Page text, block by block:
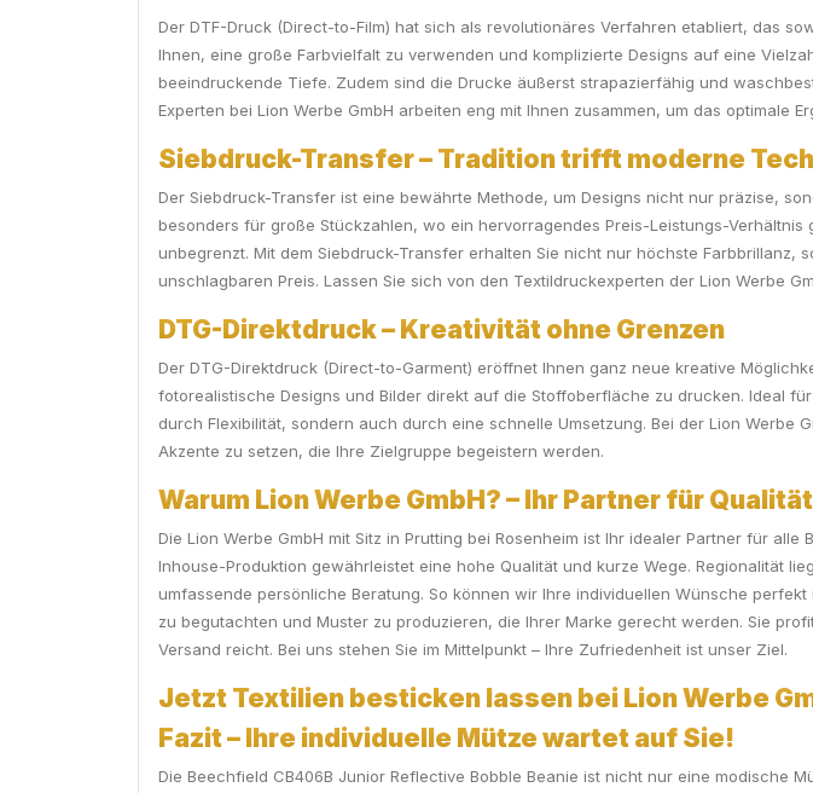
Der DTF-Druck (Direct-to-Film) hat sich als revolutionäres Verfahren etabliert, das
Ihnen, eine große Farbvielfalt zu verwenden und komplizierte Designs auf eine
beeindruckende Tiefe. Zudem sind die Drucke äußerst strapazierfähig und
Experten bei Lion Werbe GmbH arbeiten eng mit Ihnen zusammen, um das optimale
Siebdruck-Transfer – Tradition trifft moderne
Der Siebdruck-Transfer ist eine bewährte Methode, um Designs nicht nur präzise,
besonders für große Stückzahlen, wo ein hervorragendes Preis-Leistungs-
unbegrenzt. Mit dem Siebdruck-Transfer erhalten Sie nicht nur höchste
unschlagbaren Preis. Lassen Sie sich von den Textildruckexperten der Lion Werbe
DTG-Direktdruck – Kreativität ohne Grenzen
Der DTG-Direktdruck (Direct-to-Garment) eröffnet Ihnen ganz neue kreative
fotorealistische Designs und Bilder direkt auf die Stoffoberfläche zu drucken. Ideal
durch Flexibilität, sondern auch durch eine schnelle Umsetzung. Bei der Lion Werbe
Akzente zu setzen, die Ihre Zielgruppe begeistern werden.
Warum Lion Werbe GmbH? – Ihr Partner für
Die Lion Werbe GmbH mit Sitz in Prutting bei Rosenheim ist Ihr idealer Partner für
Inhouse-Produktion gewährleistet eine hohe Qualität und kurze Wege. Regionalität
umfassende persönliche Beratung. So können wir Ihre individuellen Wünsche
zu begutachten und Muster zu produzieren, die Ihrer Marke gerecht werden. Sie
Versand reicht. Bei uns stehen Sie im Mittelpunkt – Ihre Zufriedenheit ist unser Ziel.
Jetzt Textilien besticken lassen bei Lion Werbe
Fazit – Ihre individuelle Mütze wartet auf Sie!
Die Beechfield CB406B Junior Reflective Bobble Beanie ist nicht nur eine modische